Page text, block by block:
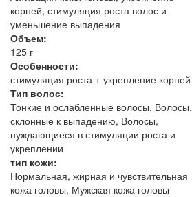
корней, стимуляция роста волос и
уменьшение выпадения
Объем:
125 г
Особенности:
стимуляция роста + укрепление корней
Тип волос:
Тонкие и ослабленные волосы, Волосы,
склонные к выпадению, Волосы,
нуждающиеся в стимуляции роста и
укреплении
тип кожи:
Нормальная, жирная и чувствительная
кожа головы, Мужская кожа головы